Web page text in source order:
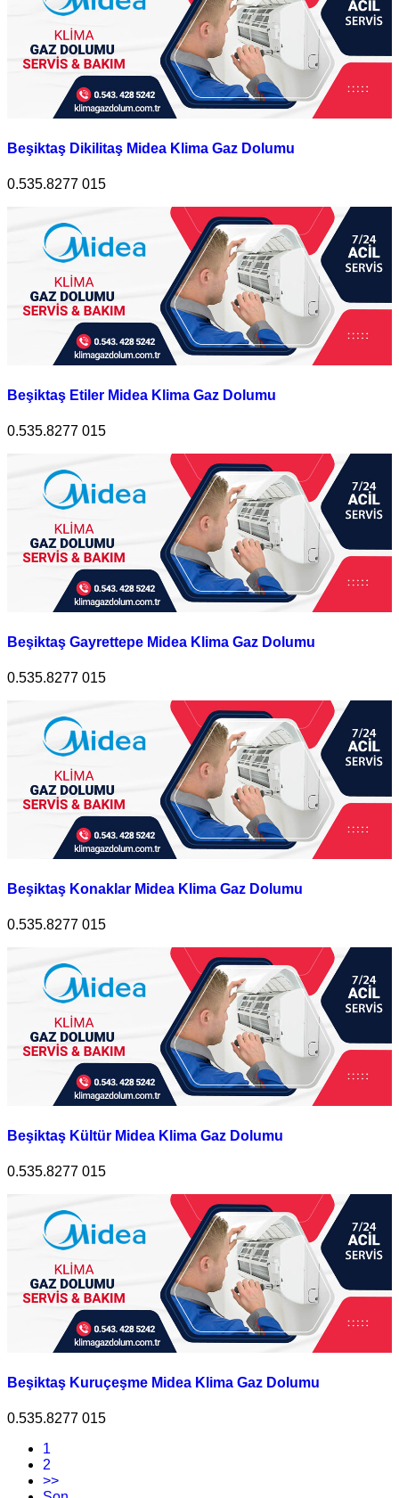
Beşiktaş Dikilitaş Midea Klima Gaz Dolumu
0.535.8277 015
Beşiktaş Etiler Midea Klima Gaz Dolumu
0.535.8277 015
Beşiktaş Gayrettepe Midea Klima Gaz Dolumu
0.535.8277 015
Beşiktaş Konaklar Midea Klima Gaz Dolumu
0.535.8277 015
Beşiktaş Kültür Midea Klima Gaz Dolumu
0.535.8277 015
Beşiktaş Kuruçeşme Midea Klima Gaz Dolumu
0.535.8277 015
1
2
>>